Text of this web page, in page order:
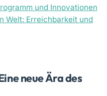
und Innovationen
Welt: Erreichbarkeit und
neue Ära des